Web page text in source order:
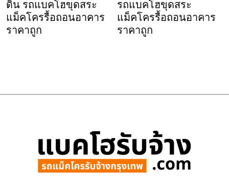
ดิน รถแบคโฮขุดสระ
แม็คโครรื้อถอนอาคาร
ราคาถูก
รถแบคโฮขุดสระ
แม็คโครรื้อถอนอาคาร
ราคาถูก